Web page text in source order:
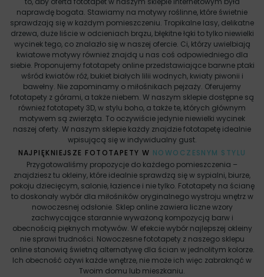
naprawdę bogata. Stawiamy na motywy roślinne, które świetnie
sprawdzają się w każdym pomieszczeniu. Tropikalne lasy, delikatne
drzewa, duże liście w odcieniach brązu, błękitne łąki to tylko niewielki
wycinek tego, co znalazło się w naszej ofercie. Ci, którzy uwielbiają
kwiatowe motywy również znajdą u nas coś odpowiedniego dla
siebie. Proponujemy fototapety online przedstawiające barwne ptaki
wśród kwiatów róż, bukiet białych lilii wodnych, kwiaty piwonii i
bawełny. Nie zapominamy o miłośnikach pejzaży. Oferujemy
fototapety z górami, a także niebem. W naszym sklepie dostępne są
również fototapety 3D, w stylu boho, a także te, których głównym
motywem są zwierzęta. To oczywiście jedynie niewielki wycinek
naszej oferty. W naszym sklepie każdy znajdzie fototapetę idealnie
wpisującą się w indywidualny gust.
NAJPIĘKNIEJSZE FOTOTAPETY W NOWOCZESNYM STYLU
Przygotowaliśmy propozycje do każdego pomieszczenia –
znajdziesz tu okleiny, które idealnie sprawdzą się w sypialni, biurze,
pokoju dziecięcym, salonie, łazience i nie tylko. Fototapety na ścianę
to doskonały wybór dla miłośników oryginalnego wystroju wnętrz w
nowoczesnej odsłonie. Sklep online zawiera liczne wzory
zachwycające starannie wyważoną kompozycją barw i
obecnością pięknych motywów. W efekcie wybór najlepszej okleiny
nie sprawi trudności. Nowoczesne fototapety z naszego sklepu
online stanowią świetną alternatywę dla ścian w jednolitym kolorze.
Ich obecność ożywi każde wnętrze, nie może ich więc zabraknąć w
Twoim domu lub mieszkaniu.